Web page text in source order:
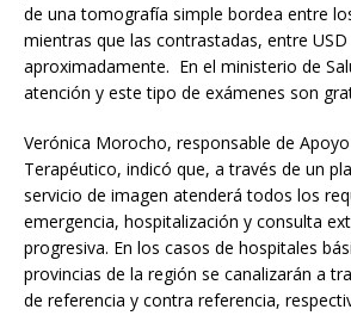
de una tomografía simple bordea entre
mientras que las contrastadas, entre USD
aproximadamente. En el ministerio de
atención y este tipo de exámenes son
Verónica Morocho, responsable de
Terapéutico, indicó que, a través de un
servicio de imagen atenderá todos los
emergencia, hospitalización y consulta
progresiva. En los casos de hospitales
provincias de la región se canalizarán a
de referencia y contra referencia,